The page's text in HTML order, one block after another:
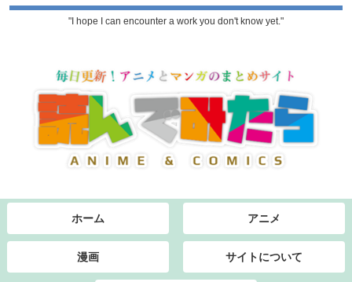
"I hope I can encounter a work you don't know yet."
ホーム アニメ
漫画 サイトについて